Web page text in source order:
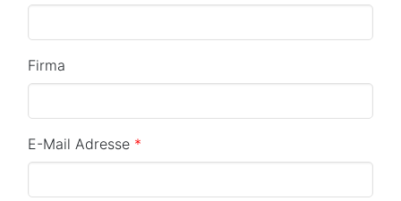
Firma
E-Mail Adresse *